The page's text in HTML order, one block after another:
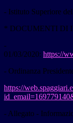
- Istituto Superiore
* DOCUMENTI DI
-
01/03/2020: https://
- Ordinanza
https://
- Allegato -